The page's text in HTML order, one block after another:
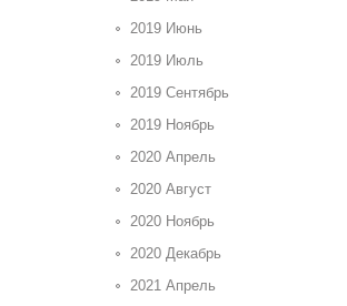
2019 Июнь
2019 Июль
2019 Сентябрь
2019 Ноябрь
2020 Апрель
2020 Август
2020 Ноябрь
2020 Декабрь
2021 Апрель